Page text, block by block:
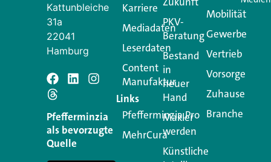
Schreiben
Ihre E-Mail-Adresse wird
Kommentar
Kattunbleiche
31a
22041
Hamburg
Pfefferminzia
als bevorzugte
Quelle
Karriere
Mediadaten
Leserdaten
Content
Manufaktur
Links
Pfefferminzia.Pro
MehrCura
PKV-
Beratung
Bestand
in
neuer
Hand
Makler
werden
Künstliche
Mobilität
Gewerbe
Vertrieb
Vorsorge
Zuhause
Branche